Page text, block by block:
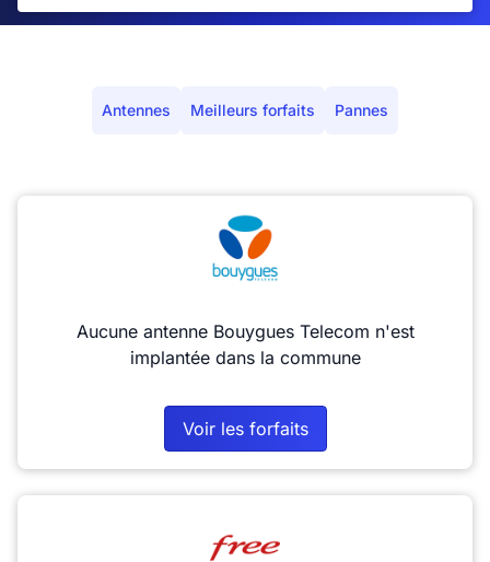
Antennes Meilleurs forfaits Pannes
Aucune antenne Bouygues Telecom n'est
implantée dans la commune
Voir les forfaits